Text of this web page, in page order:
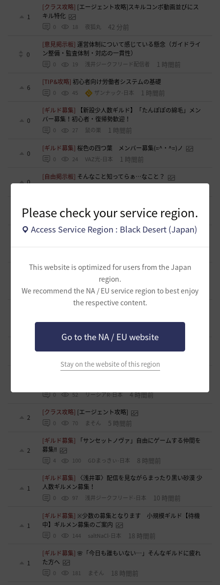
Please check your service region.
Access Service Region : Black Desert (Japan)
This website is optimized for users from the Japan
region.
We recommend the NA / EU service region to best enjoy
the respective content.
Go to the NA / EU website
Stay on the website of this region
1
[クラス攻略] [エージェント攻略]スキルコンボ動画並びにス
キル特化
0 18 夜狐丸 42 分前
0
[意見掲示板]運営体制について感じている懸念（ガイドライ
ン整備・監査体制・対応の一貫性）
0 19 浅井ジークフリード配信者 1 時間前
6
[TIP&攻略]初心者向け労働者システムの基礎
0 45 ザンナック-日本 1 時間前
0
[ギルド募集]
【新設少人数ギルド】「たんぽぽの綿毛」メン
バー募集！初心者・復帰勢歓迎！
0 27 鼠の巣 1 時間前
0
[ギルド募集]桜色の四つ葉 メンバー募集(=^・^=)ノ
0 24 VAZ光-日本 1 時間前
0
[自由掲示板] そんなこと知ってらぁ…なこと？
0
0 33 浅井ジークフリード配信者 1 時間前
[意見掲示板]プレイヤー間トラブルへの対応がBAN一辺倒で
[ギルド募集] まだまだメンバー募集中です！ ギルド アル
0 52 フォンバルト 3 時間前
あなたのプレースタイルで遊んでﾆｬﾝｺ💛にゃん
0 52 リーシアR-日本 4 時間前
2
[クラス攻略] [エージェント攻略]
0 70 まそん 5 時間前
2
[ギルド募集]
「サンセットノヴァ」自由にゲームする仲間を
募集‼️
4 100 GDまっきぃ-日本 8 時間前
1
[ギルド募集]
〈浅井軍〉配信を見ながらまったり黒い砂漠 少
人数ギルメン募集！
0 97 浅井ジークフリード-日本 10 時間前
1
[ギルド募集] ※少数の募集となります 小規模ギルド【待機
中】ギルメン募集のご案内
0 144 saltNaCl-日本 18 時間前
1
[ギルド募集] 🌸「今日も誰もいない…」そんなギルドに疲れ
た方へ
0 181 まそん 18 時間前